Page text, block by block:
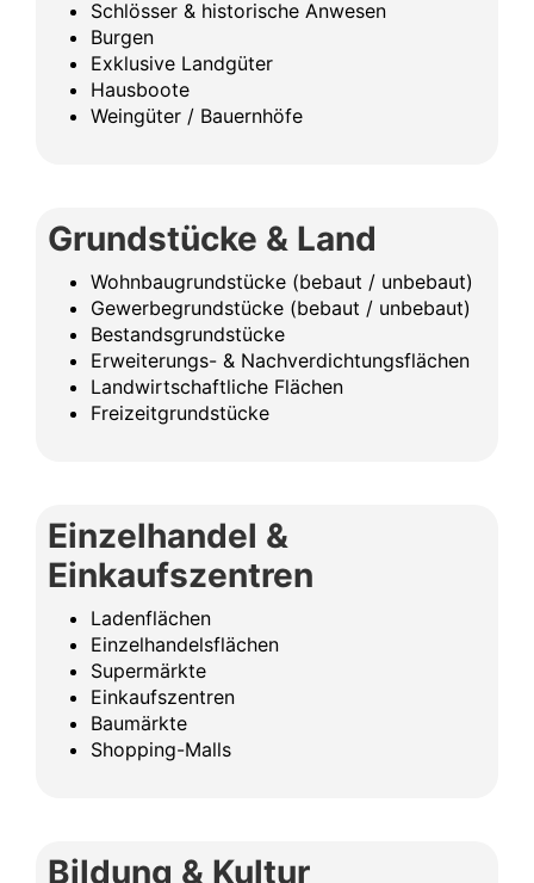
Schlösser & historische Anwesen
Burgen
Exklusive Landgüter
Hausboote
Weingüter / Bauernhöfe
Grundstücke & Land
Wohnbaugrundstücke (bebaut / unbebaut)
Gewerbegrundstücke (bebaut / unbebaut)
Bestandsgrundstücke
Erweiterungs- & Nachverdichtungsflächen
Landwirtschaftliche Flächen
Freizeitgrundstücke
Einzelhandel &
Einkaufszentren
Ladenflächen
Einzelhandelsflächen
Supermärkte
Einkaufszentren
Baumärkte
Shopping-Malls
Bildung & Kultur